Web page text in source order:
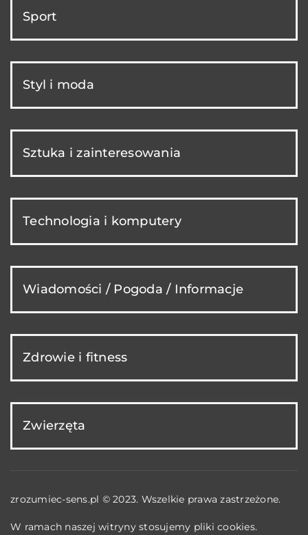
Sport
Styl i moda
Sztuka i zainteresowania
Technologia i komputery
Wiadomości / Pogoda / Informacje
Zdrowie i fitness
Zwierzęta
zrozumiec-sens.pl © 2023. Wszelkie prawa zastrzeżone.
W ramach naszej witryny stosujemy pliki cookies.